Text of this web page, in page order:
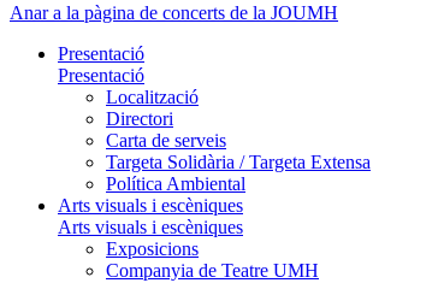
Anar a la pàgina de concerts de la JOUMH
Presentació
Presentació
Localització
Directori
Carta de serveis
Targeta Solidària / Targeta Extensa
Política Ambiental
Arts visuals i escèniques
Arts visuals i escèniques
Exposicions
Companyia de Teatre UMH